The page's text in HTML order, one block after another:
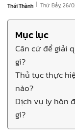
Thái Thành | Thứ Bảy, 26/
Mục lục
Căn cứ để giải
gì?
Thủ tục thực
nào?
Dịch vụ ly hôn
gì?